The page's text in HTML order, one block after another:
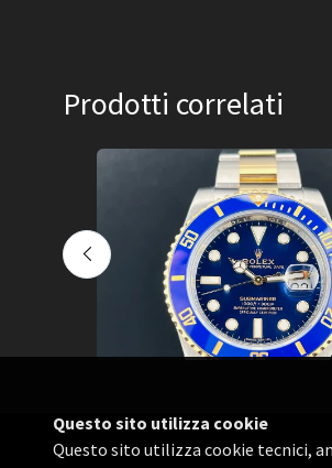
Prodotti correlati
Questo sito utilizza cookie
Questo sito utilizza cookie tecnici,